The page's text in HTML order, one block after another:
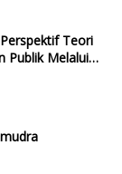
Teori
Publik Melalui
di